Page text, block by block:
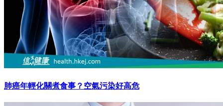
肺癌年輕化關煮食事？空氣污染好高危